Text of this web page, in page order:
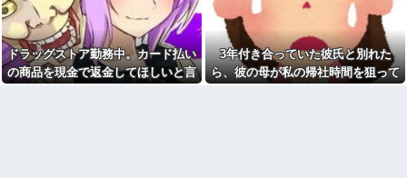
建築家の男と不倫関係の私。
我が家を建てたのはその不倫相
手。
【ＧＪ】 クラスに迷惑な池沼
がいた。リーダー格のＡ「なん
で支援学級に入れないんです
毎日のように電車で痴漢に遭
うので、背中を押すフリをして
ある作戦をしたら...
悪口回避＆一人好きの私、同
僚から「自サバ女かと思って
た」と言われモヤモヤ…「全然
ドラッグストア勤務中。カード払い
の商品を現金で返金してほしいと言
3年付き合っていた彼氏と別れた
ら、彼の母が私の帰社時間を狙って